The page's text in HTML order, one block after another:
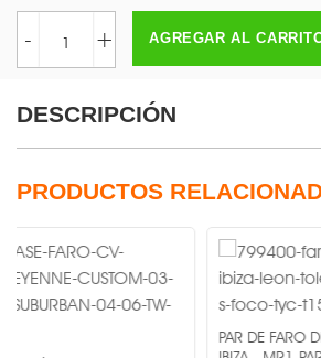
- + AGREGAR AL
DESCRIPCIÓN
PRODUCTOS
PAR DE FARO DE NIEBLA